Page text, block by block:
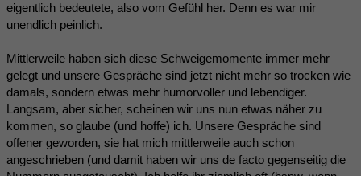
eigentlich bedeutete, also vom Gefühl her. Denn es war mir
unendlich peinlich.
Mittlerweile haben sich diese Schweigemomente immer mehr
gelegt und unsere Gespräche sind jetzt nicht mehr so trocken wie
damals, sondern etwas mehr humorvoller und lebendiger.
Langsam, aber sicher, scheinen wir uns nun etwas näher zu
kommen, so glaube (und hoffe) ich. Unsere Gespräche sind
offener geworden, sie hat mich mittlerweile auch schon
angeschrieben (und damit haben wir uns de facto gegenseitig die